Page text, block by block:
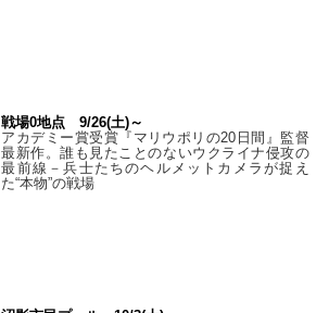
戦場0地点 9/26(土)～
アカデミー賞受賞『マリウポリの20日間』監督
最新作。誰も見たことのないウクライナ侵攻の
最前線－兵士たちのヘルメットカメラが捉え
た“本物”の戦場